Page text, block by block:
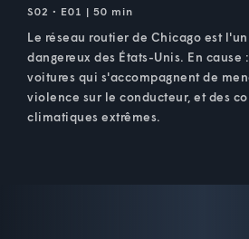
S02 • E01 | 50 min
Le réseau routier de Chicago est
dangereux des États-Unis. En cause
voitures qui s'accompagnent de
violence sur le conducteur, et des
climatiques extrêmes.